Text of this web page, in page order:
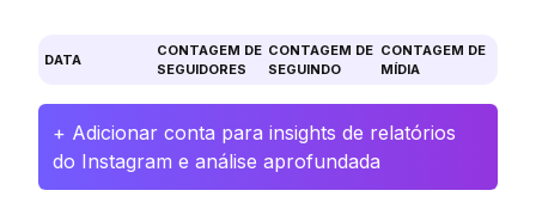
DATA
CONTAGEM DE
SEGUIDORES
CONTAGEM DE
SEGUINDO
CONTAGEM DE
MÍDIA
+ Adicionar conta para insights de relatórios
do Instagram e análise aprofundada